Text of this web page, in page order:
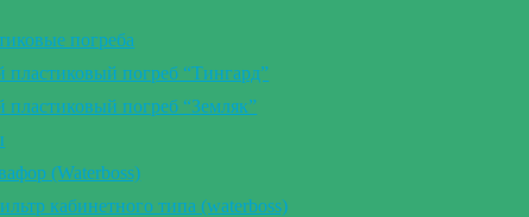
погреба
погреб “Тингард”
погреб “Земляк”
(Waterboss)
кабинетного типа (waterboss)